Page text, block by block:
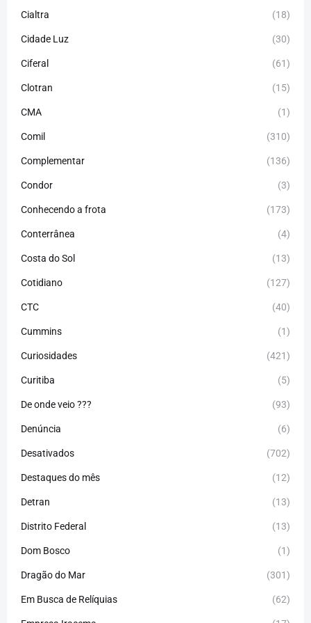
Cialtra (18)
Cidade Luz (30)
Ciferal (61)
Clotran (15)
CMA (1)
Comil (310)
Complementar (136)
Condor (3)
Conhecendo a frota (173)
Conterrânea (4)
Costa do Sol (13)
Cotidiano (127)
CTC (40)
Cummins (1)
Curiosidades (421)
Curitiba (5)
De onde veio ??? (93)
Denúncia (6)
Desativados (702)
Destaques do mês (12)
Detran (13)
Distrito Federal (13)
Dom Bosco (1)
Dragão do Mar (301)
Em Busca de Relíquias (62)